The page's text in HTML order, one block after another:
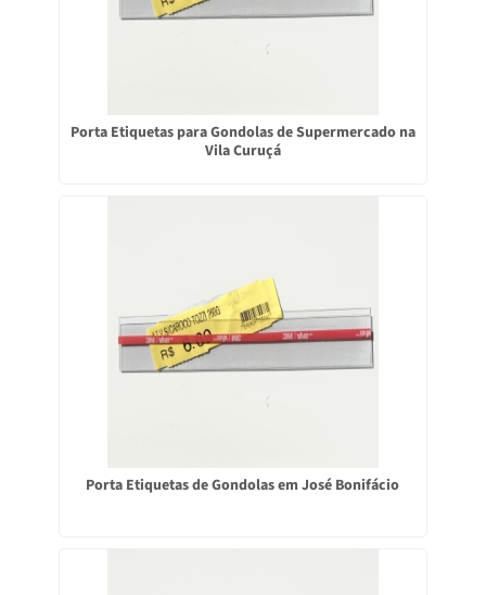
Porta Etiquetas para Gondolas de Supermercado na
Vila Curuçá
Porta Etiquetas de Gondolas em José Bonifácio